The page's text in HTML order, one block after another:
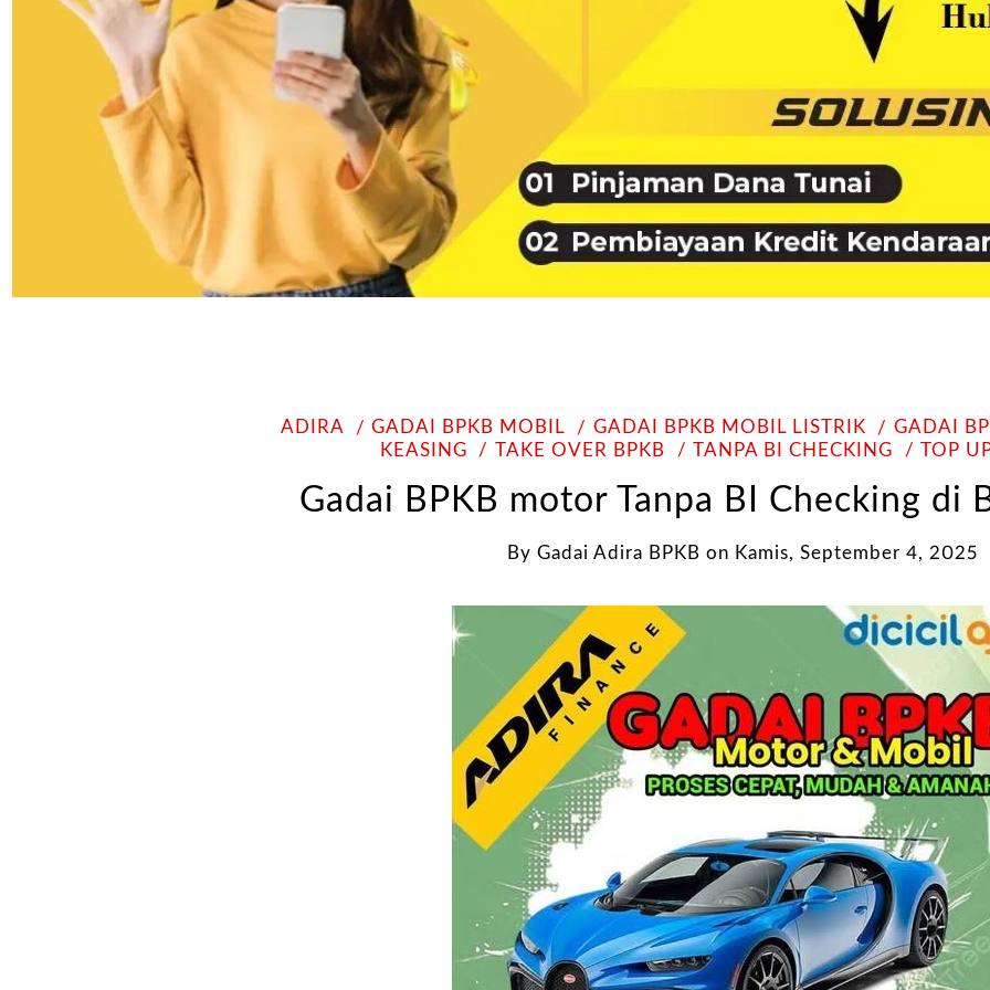
ADIRA GADAI BPKB MOBIL GADAI BPKB MOBIL LISTRIK
GADAI
KEASING
TAKE OVER BPKB TANPA BI CHECKING TOP
Gadai BPKB motor Tanpa BI Checking di
By Gadai Adira BPKB on Kamis, September 4, 2025